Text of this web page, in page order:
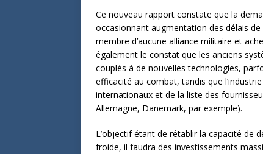
Ce nouveau rapport constate que la
occasionnant augmentation des délais
membre d’aucune alliance militaire et
également le constat que les anciens
couplés à de nouvelles technologies,
efficacité au combat, tandis que
internationaux et de la liste des
Allemagne, Danemark, par exemple).
L’objectif étant de rétablir la capacité de
froide, il faudra des investissements